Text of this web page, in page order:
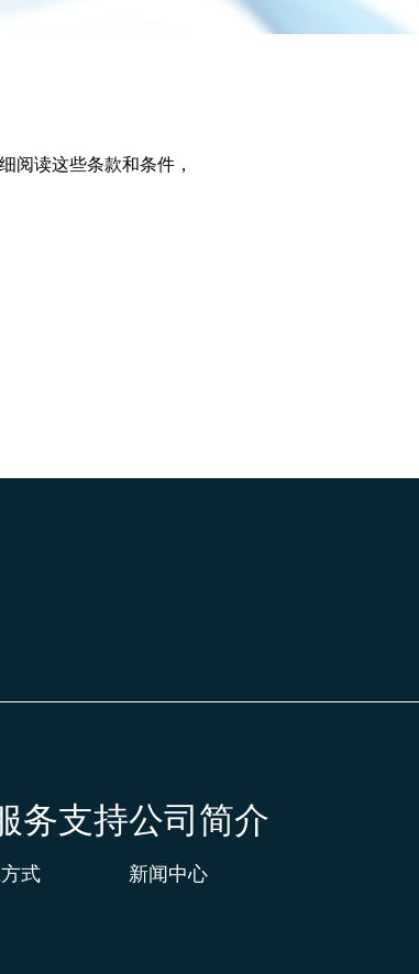
阅读这些条款和条件，
务支持
式
公司简介
新闻中心